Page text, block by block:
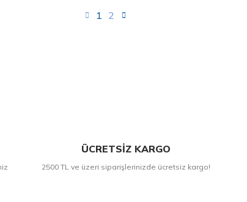
1 2
ÜCRETSİZ KARGO
2500 TL ve üzeri siparişlerinizde ücretsiz kargo!